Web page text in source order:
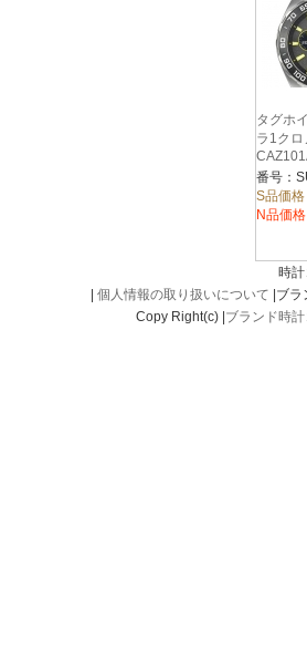
タグホ
ラ1クロ
S品価
N品価
時
個人情報の取り扱いについて |ブ
Copy Right(c) | ブランド時